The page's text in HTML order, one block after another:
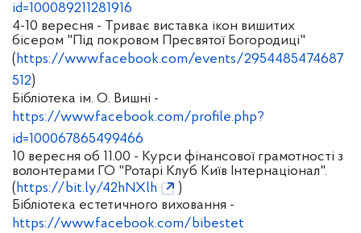
id=100089211281916
4-10 вересня - Триває виставка ікон вишитих
бісером "Під покровом Пресвятої Богородиці"
(https://www.facebook.com/events/2954485474687
512)
Бібліотека ім. О. Вишні -
https://www.facebook.com/profile.php?
id=100067865499466
10 вересня об 11.00 - Курси фінансової грамотності з
волонтерами ГО "Ротарі Клуб Київ Інтернаціонал".
(https://bit.ly/42hNXlh
)
Бібліотека естетичного виховання -
https://www.facebook.com/bibestet